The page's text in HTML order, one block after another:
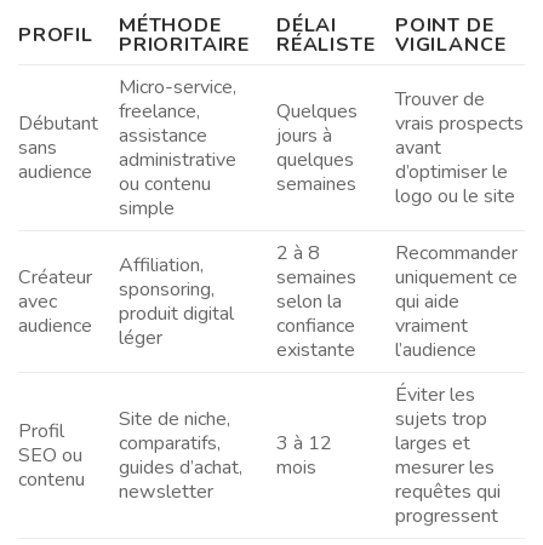
PROFIL MÉTHODE
PRIORITAIRE
DÉLAI
RÉALISTE
POINT DE
VIGILANCE
Débutant
sans
audience
Micro-service,
freelance,
assistance
administrative
ou contenu
simple
Quelques
jours à
quelques
semaines
Trouver de
vrais prospects
avant
d’optimiser le
logo ou le site
Créateur
avec
audience
Affiliation,
sponsoring,
produit digital
léger
2 à 8
semaines
selon la
confiance
existante
Recommander
uniquement ce
qui aide
vraiment
l’audience
Profil
SEO ou
contenu
Site de niche,
comparatifs,
guides d’achat,
newsletter
3 à 12
mois
Éviter les
sujets trop
larges et
mesurer les
requêtes qui
progressent